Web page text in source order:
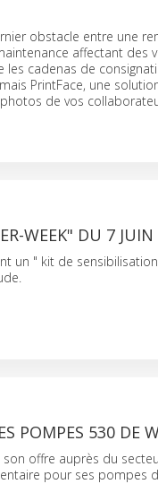
obstacle entre une
affectant des
les cadenas de
PrintFace, une
de vos
WEEK" DU 7
un " kit de
POMPES 530 DE
offre auprès du
pour ses pompes